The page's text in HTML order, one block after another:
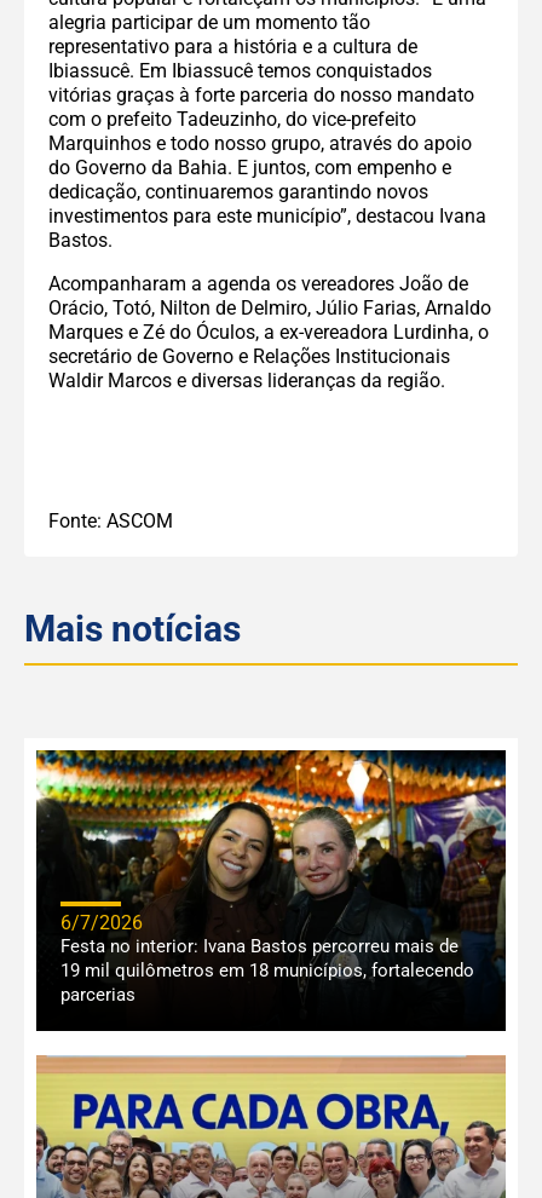
Fonte: ASCOM
alegria participar de um momento tão
representativo para a história e a cultura de
Ibiassucê. Em Ibiassucê temos conquistados
vitórias graças à forte parceria do nosso mandato
com o prefeito Tadeuzinho, do vice-prefeito
Marquinhos e todo nosso grupo, através do apoio
do Governo da Bahia. E juntos, com empenho e
dedicação, continuaremos garantindo novos
investimentos para este município”, destacou Ivana
Bastos.
Acompanharam a agenda os vereadores João de
Orácio, Totó, Nilton de Delmiro, Júlio Farias, Arnaldo
Marques e Zé do Óculos, a ex-vereadora Lurdinha, o
secretário de Governo e Relações Institucionais
Waldir Marcos e diversas lideranças da região.
Mais notícias
6/7/2026
Festa no interior: Ivana Bastos percorreu mais de
19 mil quilômetros em 18 municípios, fortalecendo
parcerias